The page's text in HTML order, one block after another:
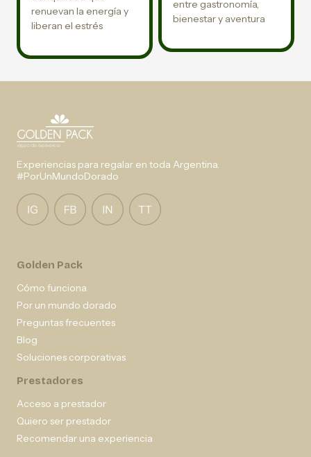
renuevan la energía y
liberan el estrés
entre gastronomía,
bienestar y aventura
Experiencias para regalar en toda Argentina.
#PorUnMundoDorado
Golden Pack
Cómo funciona
Por un mundo dorado
Preguntas frecuentes
Blog
Soluciones corporativas
Prestadores
Acceso a prestador
Quiero ser prestador
Recomendar una experiencia